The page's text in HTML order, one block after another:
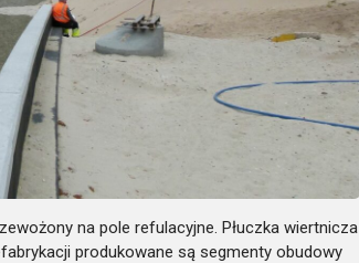
na pole refulacyjne. Płuczka wiertnicza
produkowane są segmenty obudowy